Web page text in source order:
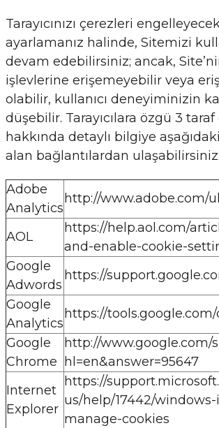
Tarayıcınızı çerezleri
ayarlamanız halinde, Sitemizi
devam edebilirsiniz; ancak,
işlevlerine erişemeyebilir veya
olabilir, kullanıcı deneyiminizin
düşebilir. Tarayıcılara özgü 3
hakkında detaylı bilgiye
alan bağlantılardan ulaşabilirsiniz.
Adobe
Analytics
http://www.adobe.com/
AOL
https://help.aol.com/
and-enable-cookie-
Google
Adwords
https://
Google
Analytics
https://
Google
Chrome
http://
hl=en&answer=95647
Internet
Explorer
https://
us/help/17442/
manage-cookies